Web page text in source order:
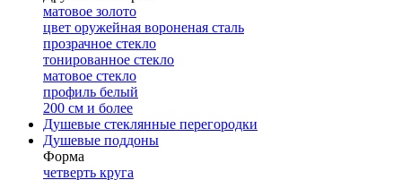
матовое золото
цвет оружейная вороненая сталь
прозрачное стекло
тонированное стекло
матовое стекло
профиль белый
200 см и более
Душевые стеклянные перегородки
Душевые поддоны
Форма
четверть круга